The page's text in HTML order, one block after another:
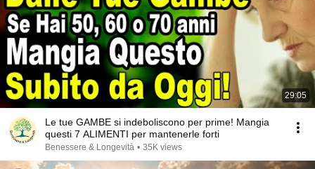
29:05
Le tue GAMBE si indeboliscono per prime! Mangia
questi 7 ALIMENTI per mantenerle forti
Benessere & Longevità • 35K views